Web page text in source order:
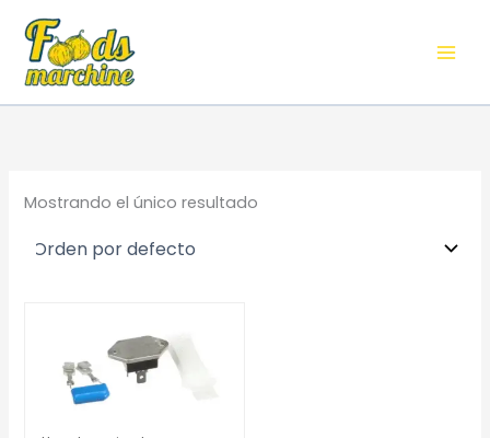
contenido
Mostrando el único resultado